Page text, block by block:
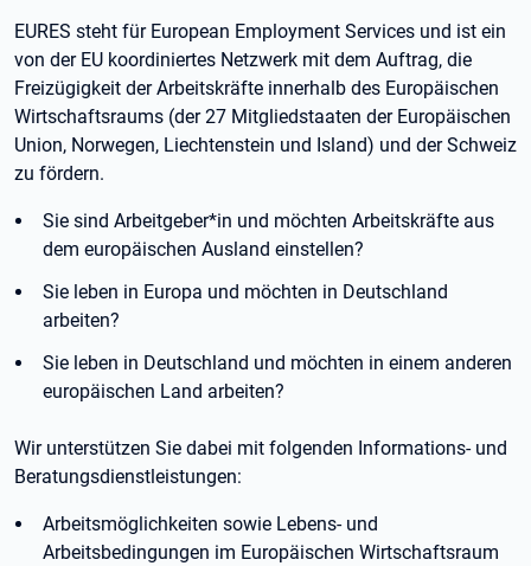
EURES steht für European Employment Services und ist ein
von der EU koordiniertes Netzwerk mit dem Auftrag, die
Freizügigkeit der Arbeitskräfte innerhalb des Europäischen
Wirtschaftsraums (der 27 Mitgliedstaaten der Europäischen
Union, Norwegen, Liechtenstein und Island) und der Schweiz
zu fördern.
Sie sind Arbeitgeber*in und möchten Arbeitskräfte aus
dem europäischen Ausland einstellen?
Sie leben in Europa und möchten in Deutschland
arbeiten?
Sie leben in Deutschland und möchten in einem anderen
europäischen Land arbeiten?
Wir unterstützen Sie dabei mit folgenden Informations- und
Beratungsdienstleistungen:
Arbeitsmöglichkeiten sowie Lebens- und
Arbeitsbedingungen im Europäischen Wirtschaftsraum